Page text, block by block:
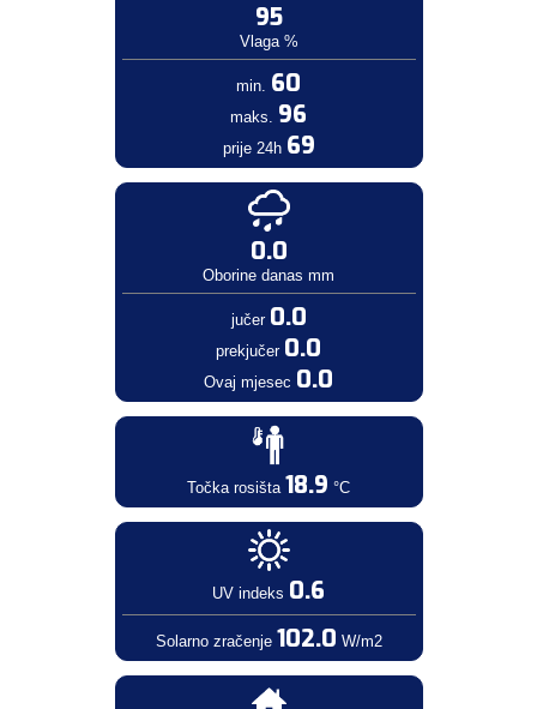
95
Vlaga %
min. 60
maks. 96
prije 24h 69
0.0
Oborine danas mm
jučer 0.0
prekjučer 0.0
Ovaj mjesec 0.0
Točka rosišta 18.9 °C
UV indeks 0.6
Solarno zračenje 102.0 W/m2